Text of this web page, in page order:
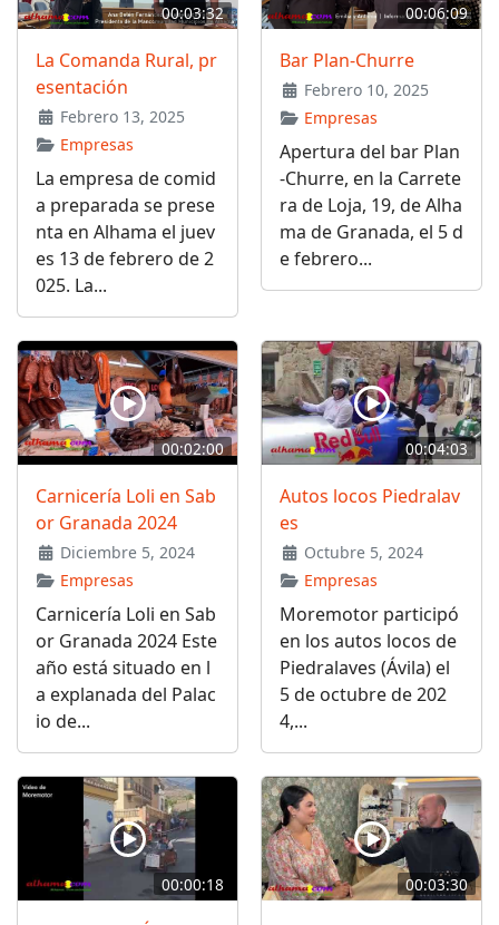
00:03:32
La Comanda Rural, pr
esentación
Febrero 13, 2025
Empresas
La empresa de comid
a preparada se prese
nta en Alhama el juev
es 13 de febrero de 2
025. La...
00:06:09
Bar Plan-Churre
Febrero 10, 2025
Empresas
Apertura del bar Plan
-Churre, en la Carrete
ra de Loja, 19, de Alha
ma de Granada, el 5 d
e febrero...
00:02:00
Carnicería Loli en Sab
or Granada 2024
Diciembre 5, 2024
Empresas
Carnicería Loli en Sab
or Granada 2024 Este
año está situado en l
a explanada del Palac
io de...
00:04:03
Autos locos Piedralav
es
Octubre 5, 2024
Empresas
Moremotor participó
en los autos locos de
Piedralaves (Ávila) el
5 de octubre de 202
4,...
00:00:18 00:03:30